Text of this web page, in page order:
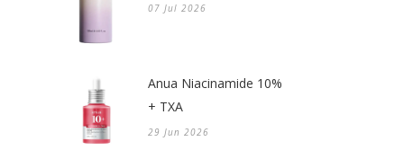
07 Jul 2026
Anua Niacinamide 10%
+ TXA
29 Jun 2026